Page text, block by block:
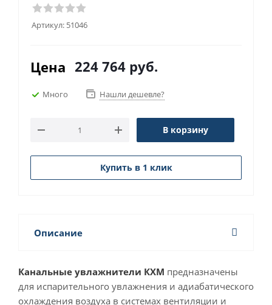
Артикул: 51046
Цена 224 764 руб.
Много Нашли дешевле?
В корзину
Купить в 1 клик
Описание
Канальные увлажнители КХМ предназначены
для испарительного увлажнения и адиабатического
охлаждения воздуха в системах вентиляции и